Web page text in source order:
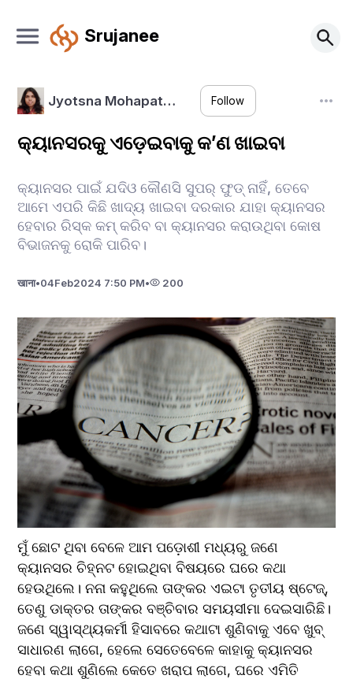
Srujanee
Jyotsna Mohapat… Follow
କ୍ୟାନସରକୁ ଏଡ଼େଇବାକୁ କ’ଣ ଖାଇବା
କ୍ୟାନସର ପାଇଁ ଯଦିଓ କୌଣସି ସୁପର୍ ଫୁଡ୍ ନାହିଁ, ତେବେ
ଆମେ ଏପରି କିଛି ଖାଦ୍ୟ ଖାଇବା ଦରକାର ଯାହା କ୍ୟାନସର
ହେବାର ରିସ୍କ କମ୍ କରିବ ବା କ୍ୟାନସର କରାଉଥିବା କୋଷ
ବିଭାଜନକୁ ରୋକି ପାରିବ।
खाना•04Feb2024 7:50 PM• 200
ମୁଁ ଛୋଟ ଥିବା ବେଳେ ଆମ ପଡ଼ୋଶୀ ମଧ୍ୟରୁ ଜଣେ
କ୍ୟାନସର ଚିହ୍ନଟ ହୋଇଥିବା ବିଷୟରେ ଘରେ କଥା
ହେଉଥିଲେ। ନନା କହୁଥିଲେ ତାଙ୍କର ଏଇଟା ତୃତୀୟ ଷ୍ଟେଜ୍,
ତେଣୁ ଡାକ୍ତର ତାଙ୍କର ବଞ୍ଚିବାର ସମୟସୀମା ଦେଇସାରିଛି।
ଜଣେ ସ୍ୱାସ୍ଥ୍ୟକର୍ମୀ ହିସାବରେ କଥାଟା ଶୁଣିବାକୁ ଏବେ ଖୁବ୍
ସାଧାରଣ ଲାଗେ, ହେଲେ ସେତେବେଳେ କାହାକୁ କ୍ୟାନସର
ହେବା କଥା ଶୁଣିଲେ କେତେ ଖରାପ ଲାଗେ, ଘରେ ଏମିତି